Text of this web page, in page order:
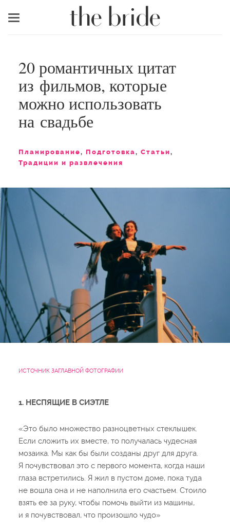
Меню
20 романтичных цитат
из фильмов, которые
можно использовать
на свадьбе
Планирование, Подготовка, Статьи,
Традиции и развлечения
ИСТОЧНИК ЗАГЛАВНОЙ ФОТОГРАФИИ
1. НЕСПЯЩИЕ В СИЭТЛЕ
«Это было множество разноцветных стеклышек.
Если сложить их вместе, то получалась чудесная
мозаика. Мы как бы были созданы друг для друга.
Я почувствовал это с первого момента, когда наши
глаза встретились. Я жил в пустом доме, пока туда
не вошла она и не наполнила его счастьем. Стоило
взять ее за руку, чтобы помочь выйти из машины,
и я почувствовал, что произошло чудо»